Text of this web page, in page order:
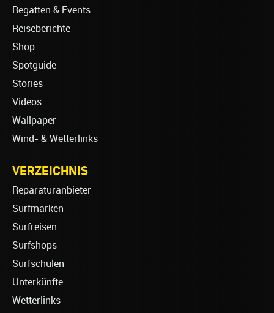
Regatten & Events
Reiseberichte
Shop
Spotguide
Stories
Videos
Wallpaper
Wind- & Wetterlinks
VERZEICHNIS
Reparaturanbieter
Surfmarken
Surfreisen
Surfshops
Surfschulen
Unterkünfte
Wetterlinks